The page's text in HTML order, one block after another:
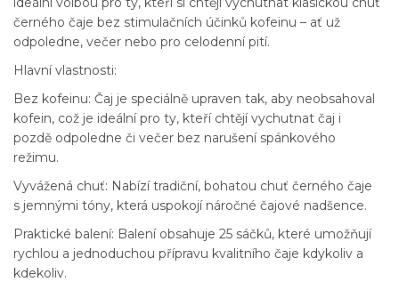
černého čaje bez stimulačních účinků kofeinu – ať už
odpoledne, večer nebo pro celodenní pití.
Hlavní vlastnosti:
Bez kofeinu: Čaj je speciálně upraven tak, aby neobsahoval
kofein, což je ideální pro ty, kteří chtějí vychutnat čaj i
pozdě odpoledne či večer bez narušení spánkového
režimu.
Vyvážená chuť: Nabízí tradiční, bohatou chuť černého čaje
s jemnými tóny, která uspokojí náročné čajové nadšence.
Praktické balení: Balení obsahuje 25 sáčků, které umožňují
rychlou a jednoduchou přípravu kvalitního čaje kdykoliv a
kdekoliv.